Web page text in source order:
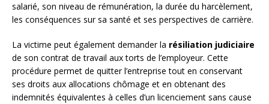
salarié, son niveau de rémunération, la durée du harcèlement,
les conséquences sur sa santé et ses perspectives de carrière.
La victime peut également demander la résiliation judiciaire
de son contrat de travail aux torts de l’employeur. Cette
procédure permet de quitter l’entreprise tout en conservant
ses droits aux allocations chômage et en obtenant des
indemnités équivalentes à celles d’un licenciement sans cause